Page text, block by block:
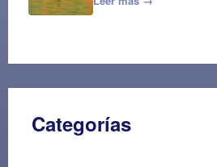
Categorías